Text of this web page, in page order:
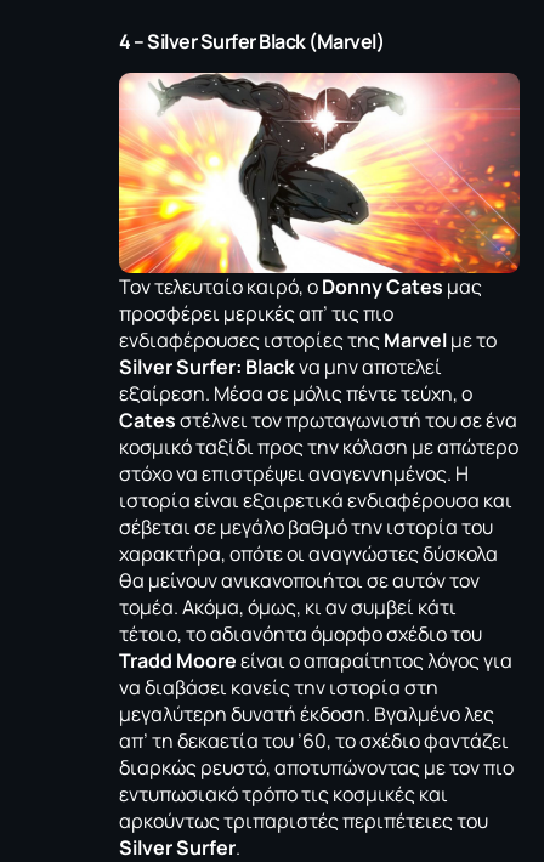
4 – Silver Surfer Black (Marvel)
Τον τελευταίο καιρό, οDonny Cates μας
προσφέρει μερικές απ’ τις πιο
ενδιαφέρουσες ιστορίες τηςMarvelμε το
Silver Surfer: Blackνα μην αποτελεί
εξαίρεση. Μέσα σε μόλις πέντε τεύχη, ο
Catesστέλνει τον πρωταγωνιστή του σε ένα
κοσμικό ταξίδι προς την κόλαση με απώτερο
στόχο να επιστρέψει αναγεννημένος. Η
ιστορία είναι εξαιρετικά ενδιαφέρουσα και
σέβεται σε μεγάλο βαθμό την ιστορία του
χαρακτήρα, οπότε οι αναγνώστες δύσκολα
θα μείνουν ανικανοποιήτοι σε αυτόν τον
τομέα. Ακόμα, όμως, κι αν συμβεί κάτι
τέτοιο, το αδιανόητα όμορφο σχέδιο του
Tradd Mooreείναι ο απαραίτητος λόγος για
να διαβάσει κανείς την ιστορία στη
μεγαλύτερη δυνατή έκδοση. Βγαλμένο λες
απ’ τη δεκαετία του ’60, το σχέδιο φαντάζει
διαρκώς ρευστό, αποτυπώνοντας με τον πιο
εντυπωσιακό τρόπο τις κοσμικές και
αρκούντως τριπαριστές περιπέτειες του
Silver Surfer.